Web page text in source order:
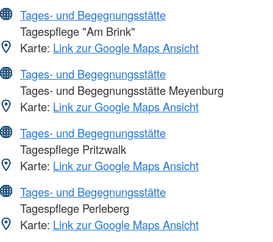
Tages- und Begegnungsstätte
Tagespflege "Am Brink"
Karte: Link zur Google Maps Ansicht
Tages- und Begegnungsstätte
Tages- und Begegnungsstätte Meyenburg
Karte: Link zur Google Maps Ansicht
Tages- und Begegnungsstätte
Tagespflege Pritzwalk
Karte: Link zur Google Maps Ansicht
Tages- und Begegnungsstätte
Tagespflege Perleberg
Karte: Link zur Google Maps Ansicht